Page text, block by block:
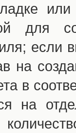
для
если
на
в
на